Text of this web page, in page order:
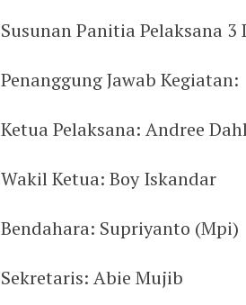
Susunan Panitia Pelaksana 3
Penanggung Jawab Kegiatan:
Ketua Pelaksana: Andree
Wakil Ketua: Boy Iskandar
Bendahara: Supriyanto (Mpi)
Sekretaris: Abie Mujib